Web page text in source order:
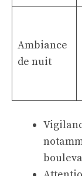
Ambiance
de nuit